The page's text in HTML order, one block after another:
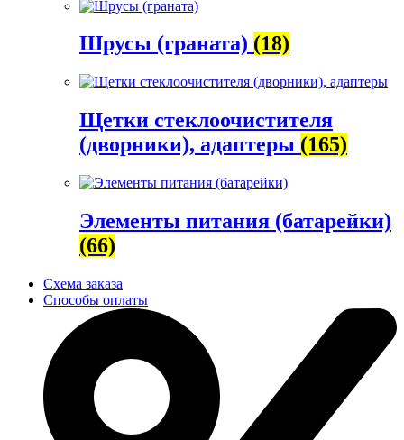
Шрусы (граната) (18)
Щетки стеклоочистителя
(дворники), адаптеры (165)
Элементы питания (батарейки)
(66)
Схема заказа
Способы оплаты